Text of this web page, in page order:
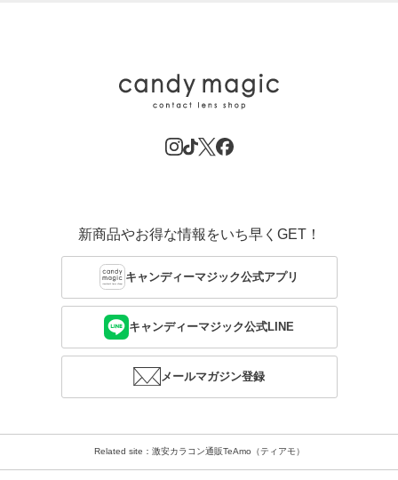
新商品やお得な情報をいち早くGET！
キャンディーマジック公式アプリ
キャンディーマジック公式LINE
メールマガジン登録
Related site：激安カラコン通販TeAmo（ティアモ）